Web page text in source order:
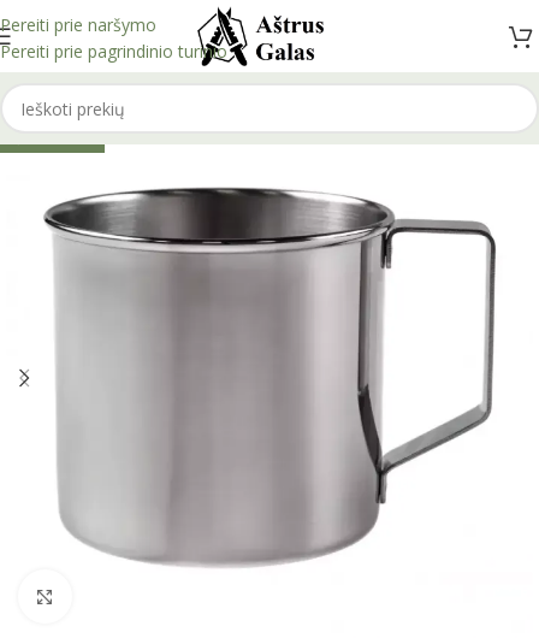
Pereiti prie naršymo
Pereiti prie pagrindinio turinio